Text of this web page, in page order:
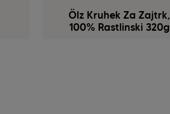
Ölz Kruhek Za Zajtrk,
100% Rastlinski 320g